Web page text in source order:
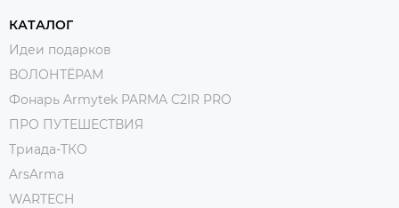
КАТАЛОГ
Идеи подарков
ВОЛОНТЁРАМ
Фонарь Armytek PARMA C2IR PRO
ПРО ПУТЕШЕСТВИЯ
Триада-ТКО
ArsArma
WARTECH